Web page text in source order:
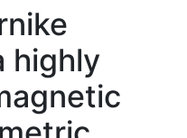
highly